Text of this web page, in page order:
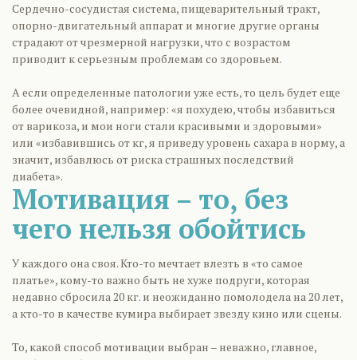
Сердечно-сосудистая система, пищеварительный тракт,
опорно-двигательный аппарат и многие другие органы
страдают от чрезмерной нагрузки, что с возрастом
приводит к серьезным проблемам со здоровьем.
А если определенные патологии уже есть, то цель будет еще
более очевидной, например: «я похудею, чтобы избавиться
от варикоза, и мои ноги стали красивыми и здоровыми»
или «избавившись от кг, я приведу уровень сахара в норму, а
значит, избавлюсь от риска страшных последствий
диабета».
Мотивация – то, без
чего нельзя обойтись
У каждого она своя. Кто-то мечтает влезть в «то самое
платье», кому-то важно быть не хуже подруги, которая
недавно сбросила 20 кг. и неожиданно помолодела на 20 лет,
а кто-то в качестве кумира выбирает звезду кино или сцены.
То, какой способ мотивации выбран – неважно, главное,